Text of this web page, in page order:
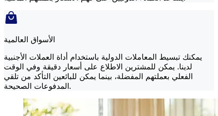
الأسواق العالمية
يمكنك تبسيط المعاملات الدولية باستخدام أداة العملات الأجنبية
لدينا. يمكن للمشترين الاطلاع على أسعار دقيقة وفي الوقت
الفعلي بعملتهم المفضلة، بينما يمكن للبائعين التأكد من تلقي
المدفوعات الصحيحة.